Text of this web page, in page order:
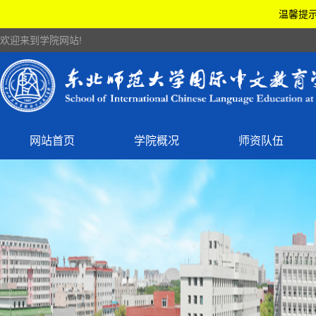
温馨提
欢迎来到学院网站!
网站首页 学院概况 师资队伍